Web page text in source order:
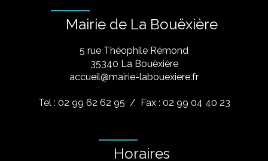
Mairie de La Bouëxière
5 rue Théophile Rémond
​35340 La Bouëxière
accueil@mairie-labouexiere.fr
Tel : 02 99 62 62 95 / Fax : 02 99 04 40 23
Horaires